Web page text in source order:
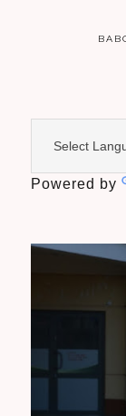
Powered by